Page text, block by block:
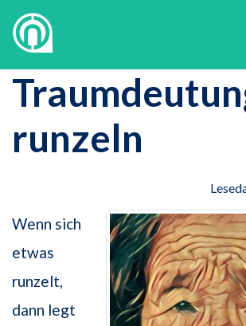
runzeln
Wenn sich
etwas
runzelt,
dann legt